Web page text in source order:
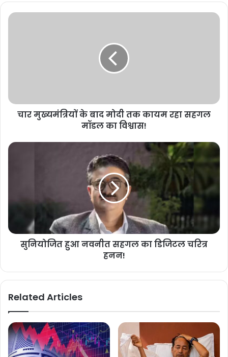
चार मुख्यमंत्रियों के बाद मोदी तक कायम रहा सहगल
मॉडल का विश्वास!
सुनियोजित हुआ नवनीत सहगल का डिजिटल चरित्र
हनन!
Related Articles